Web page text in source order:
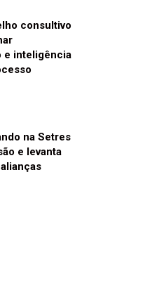
consultivo
e inteligência
na Setres
e levanta